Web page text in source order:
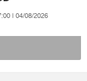
| 04/08/2026